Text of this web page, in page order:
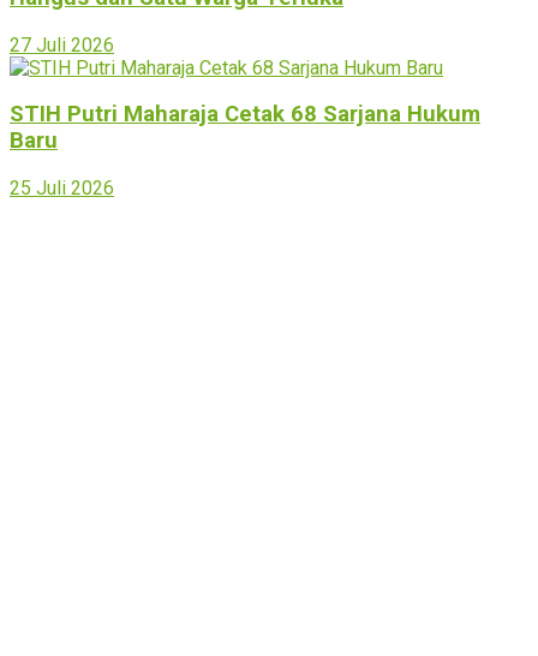
27 Juli 2026
STIH Putri Maharaja Cetak 68 Sarjana Hukum
Baru
25 Juli 2026